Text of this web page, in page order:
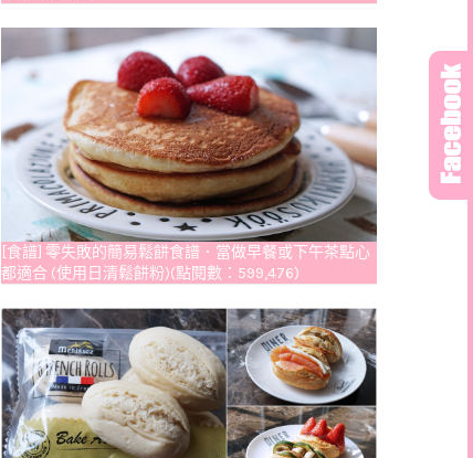
[食譜] 零失敗的簡易鬆餅食譜．當做早餐或下午茶點心
都適合 (使用日清鬆餅粉)(點閱數：599,476)